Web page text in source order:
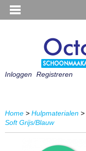
Inloggen Registreren
Home > Hulpmaterialen >
Soft Grijs/Blauw